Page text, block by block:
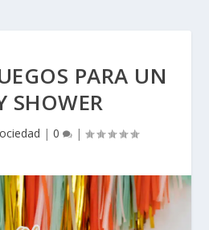
PARA UN
SHOWER
| 0 |